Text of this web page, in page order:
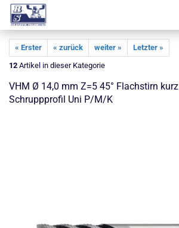
« Erster « zurück weiter »
Letzter »
12 Artikel in dieser Kategorie
VHM Ø 14,0 mm Z=5 45° Flachstirn
Schruppprofil Uni P/M/K